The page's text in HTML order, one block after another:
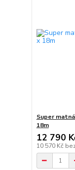
Super
18m
12 790
10 570 Kč